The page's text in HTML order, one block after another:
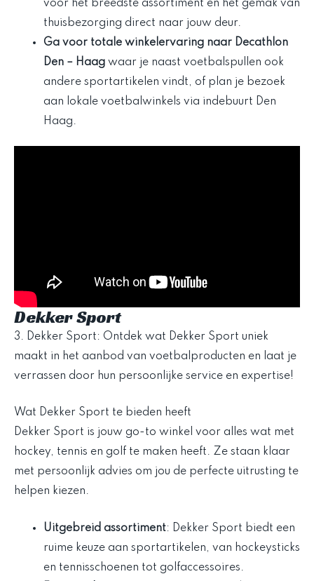
voor het breedste assortiment en het gemak van
thuisbezorging direct naar jouw deur.
Ga voor totale winkelervaring naar Decathlon
Den – Haag waar je naast voetbalspullen ook
andere sportartikelen vindt, of plan je bezoek
aan lokale voetbalwinkels via indebuurt Den
Haag.
Dekker Sport
3. Dekker Sport: Ontdek wat Dekker Sport uniek
maakt in het aanbod van voetbalproducten en laat je
verrassen door hun persoonlijke service en expertise!
Wat Dekker Sport te bieden heeft
Dekker Sport is jouw go-to winkel voor alles wat met
hockey, tennis en golf te maken heeft. Ze staan klaar
met persoonlijk advies om jou de perfecte uitrusting te
helpen kiezen.
Uitgebreid assortiment: Dekker Sport biedt een
ruime keuze aan sportartikelen, van hockeysticks
en tennisschoenen tot golfaccessoires.